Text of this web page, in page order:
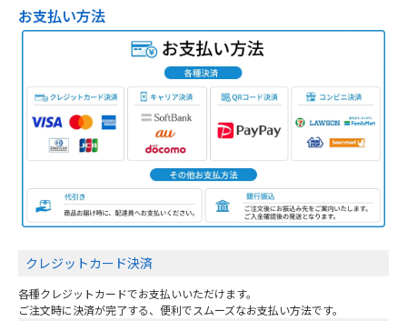
お支払い方法
クレジットカード決済
各種クレジットカードでお支払いいただけます。
ご注文時に決済が完了する、便利でスムーズなお支払い方法です。